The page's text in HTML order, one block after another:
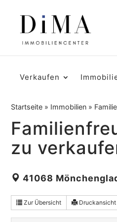
Verkaufen
Startseite » Immobilien »
zu
41068
Zur Übersicht Druckansicht